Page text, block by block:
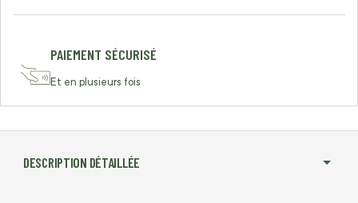
PAIEMENT SÉCURISÉ
Et en plusieurs fois
DESCRIPTION DÉTAILLÉE